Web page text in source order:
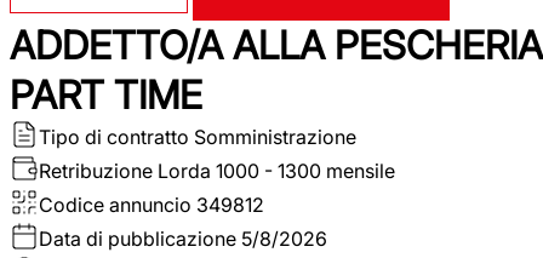
ADDETTO/A ALLA PESCHERIA
PART TIME
Tipo di contratto Somministrazione
Retribuzione Lorda 1000 - 1300 mensile
Codice annuncio 349812
Data di pubblicazione 5/8/2026